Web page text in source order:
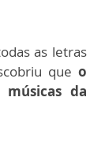
as letras
que o
da